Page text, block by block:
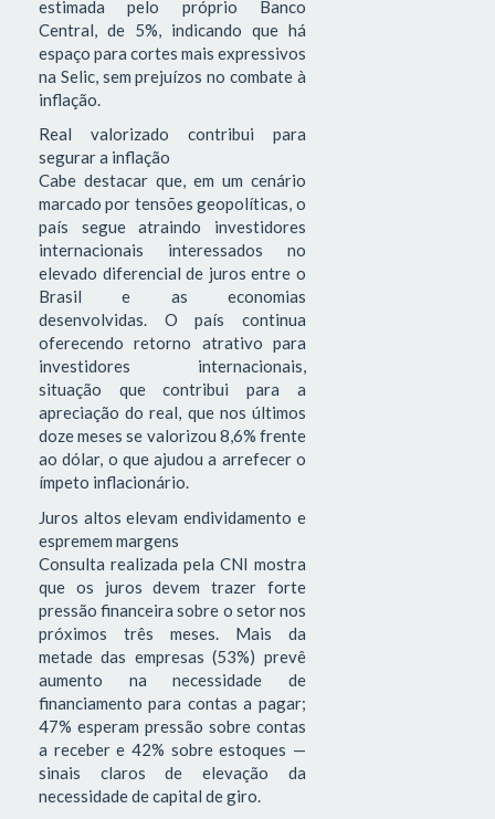
estimada pelo próprio Banco
Central, de 5%, indicando que há
espaço para cortes mais expressivos
na Selic, sem prejuízos no combate à
inflação.
Real valorizado contribui para
segurar a inflação
Cabe destacar que, em um cenário
marcado por tensões geopolíticas, o
país segue atraindo investidores
internacionais interessados no
elevado diferencial de juros entre o
Brasil e as economias
desenvolvidas. O país continua
oferecendo retorno atrativo para
investidores internacionais,
situação que contribui para a
apreciação do real, que nos últimos
doze meses se valorizou 8,6% frente
ao dólar, o que ajudou a arrefecer o
ímpeto inflacionário.
Juros altos elevam endividamento e
espremem margens
Consulta realizada pela CNI mostra
que os juros devem trazer forte
pressão financeira sobre o setor nos
próximos três meses. Mais da
metade das empresas (53%) prevê
aumento na necessidade de
financiamento para contas a pagar;
47% esperam pressão sobre contas
a receber e 42% sobre estoques —
sinais claros de elevação da
necessidade de capital de giro.